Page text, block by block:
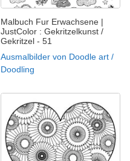
Malbuch Fur Erwachsene |
JustColor : Gekritzelkunst /
Gekritzel - 51
Ausmalbilder von Doodle art /
Doodling